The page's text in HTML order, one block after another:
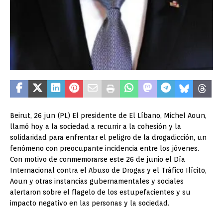
Beirut, 26 jun (PL) El presidente de El Líbano, Michel Aoun,
llamó hoy a la sociedad a recurrir a la cohesión y la
solidaridad para enfrentar el peligro de la drogadicción, un
fenómeno con preocupante incidencia entre los jóvenes.
Con motivo de conmemorarse este 26 de junio el Día
Internacional contra el Abuso de Drogas y el Tráfico Ilícito,
Aoun y otras instancias gubernamentales y sociales
alertaron sobre el flagelo de los estupefacientes y su
impacto negativo en las personas y la sociedad.